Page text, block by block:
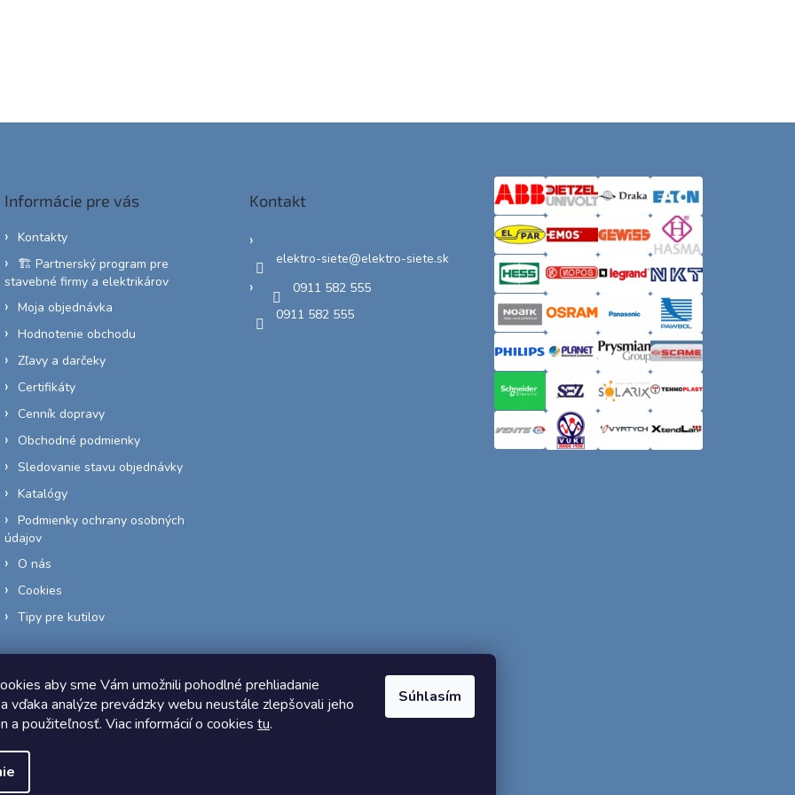
aby sme Vám umožnili pohodlné prehliadanie
vďaka analýze prevádzky webu neustále zlepšovali jeho
a použiteľnosť. Viac informácií o cookies tu.
Súhlasím
Informácie pre vás
Kontakty
🏗️ Partnerský program pre
stavebné firmy a elektrikárov
Moja objednávka
Hodnotenie obchodu
Zľavy a darčeky
Certifikáty
Cenník dopravy
Obchodné podmienky
Sledovanie stavu objednávky
Katalógy
Podmienky ochrany osobných
údajov
O nás
Cookies
Tipy pre kutilov
Kontakt
elektro-siete@elektro-siete.sk
0911 582 555
0911 582 555
Copyright 2026 Elektro-siete.sk . Všetky práva vyhradené.